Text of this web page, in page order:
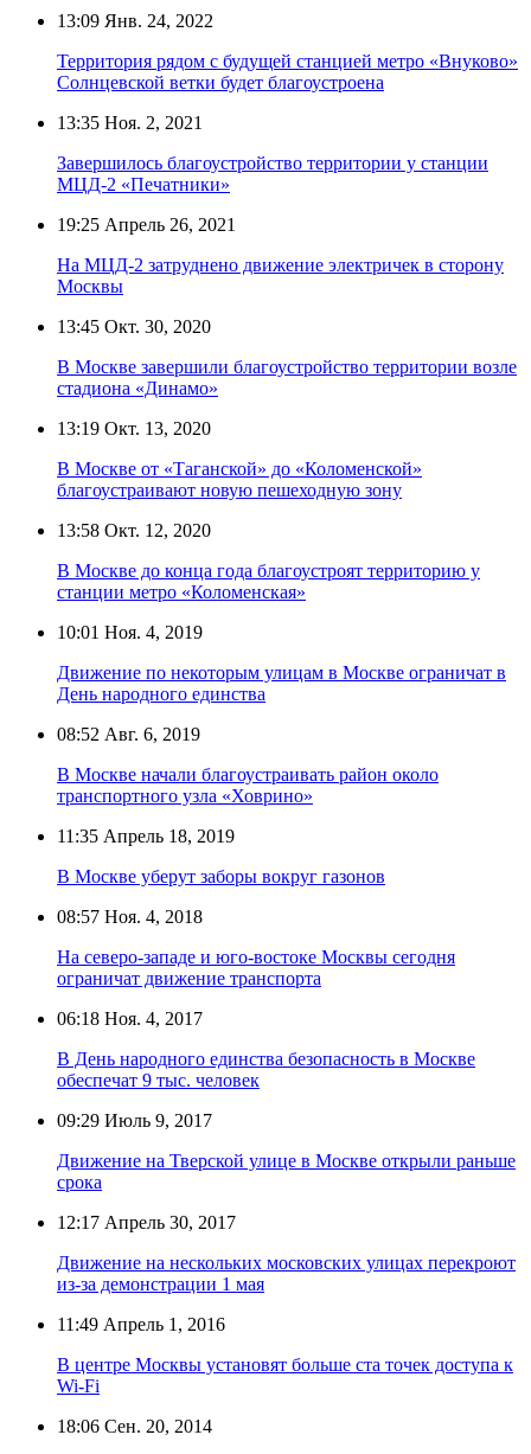
13:09 Янв. 24, 2022
Территория рядом с будущей станцией метро «Внуково»
Солнцевской ветки будет благоустроена
13:35 Ноя. 2, 2021
Завершилось благоустройство территории у станции
МЦД-2 «Печатники»
19:25 Апрель 26, 2021
На МЦД-2 затруднено движение электричек в сторону
Москвы
13:45 Окт. 30, 2020
В Москве завершили благоустройство территории возле
стадиона «Динамо»
13:19 Окт. 13, 2020
В Москве от «Таганской» до «Коломенской»
благоустраивают новую пешеходную зону
13:58 Окт. 12, 2020
В Москве до конца года благоустроят территорию у
станции метро «Коломенская»
10:01 Ноя. 4, 2019
Движение по некоторым улицам в Москве ограничат в
День народного единства
08:52 Авг. 6, 2019
В Москве начали благоустраивать район около
транспортного узла «Ховрино»
11:35 Апрель 18, 2019
В Москве уберут заборы вокруг газонов
08:57 Ноя. 4, 2018
На северо-западе и юго-востоке Москвы сегодня
ограничат движение транспорта
06:18 Ноя. 4, 2017
В День народного единства безопасность в Москве
обеспечат 9 тыс. человек
09:29 Июль 9, 2017
Движение на Тверской улице в Москве открыли раньше
срока
12:17 Апрель 30, 2017
Движение на нескольких московских улицах перекроют
из-за демонстрации 1 мая
11:49 Апрель 1, 2016
В центре Москвы установят больше ста точек доступа к
Wi-Fi
18:06 Сен. 20, 2014